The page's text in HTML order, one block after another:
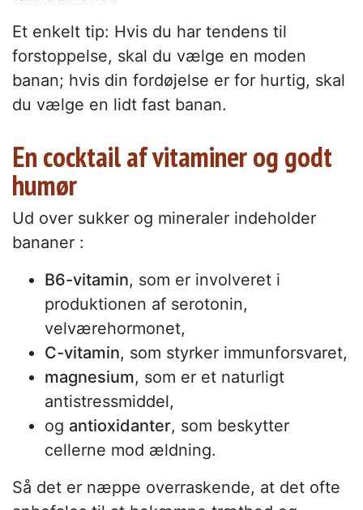
Et enkelt tip: Hvis du har tendens til
forstoppelse, skal du vælge en moden
banan; hvis din fordøjelse er for hurtig, skal
du vælge en lidt fast banan.
En cocktail af vitaminer og godt
humør
Ud over sukker og mineraler indeholder
bananer :
B6-vitamin, som er involveret i
produktionen af serotonin,
velværehormonet,
C-vitamin, som styrker immunforsvaret,
magnesium, som er et naturligt
antistressmiddel,
og antioxidanter, som beskytter
cellerne mod ældning.
Så det er næppe overraskende, at det ofte